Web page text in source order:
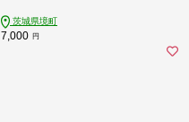
茨城県境町
7,000 円